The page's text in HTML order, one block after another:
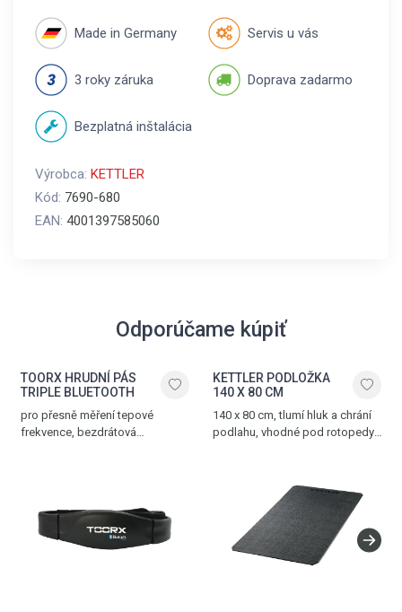
Made in Germany Servis u vás
3 roky záruka Doprava zadarmo
Bezplatná inštalácia
Výrobca: KETTLER
Kód: 7690-680
EAN: 4001397585060
Odporúčame kúpiť
TOORX HRUDNÍ PÁS
TRIPLE BLUETOOTH
pro přesně měření tepové
frekvence, bezdrátová
KETTLER PODLOŽKA
140 X 80 CM
140 x 80 cm, tlumí hluk a chrání
podlahu, vhodné pod rotopedy,